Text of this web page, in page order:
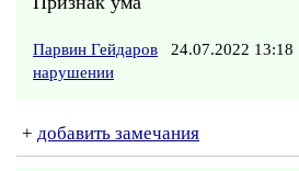
Парвин Гейдаров 24.07.2022 13:18
нарушении
+ добавить замечания